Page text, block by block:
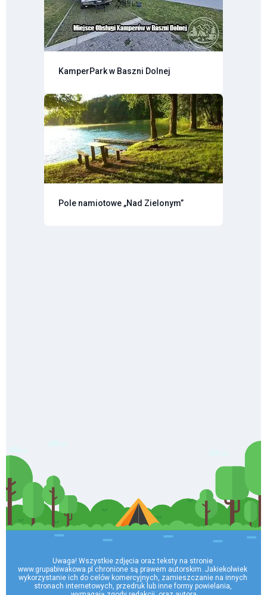
KamperPark w Baszni Dolnej
Pole namiotowe „Nad Zielonym”
Uwaga! Wszystkie zdjęcia oraz teksty na stronie
www.grupabiwakowa.pl chronione są prawem autorskim. Jakiekolwiek
wykorzystanie ich do celów komercyjnych, zamieszczanie na innych
stronach internetowych, przedruk lub inne formy powielania,